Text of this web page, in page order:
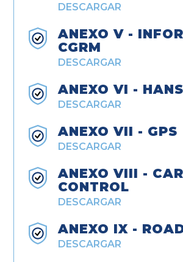
DESCARGAR
ANEXO V -
CGRM
DESCARGAR
ANEXO VI - HANS
DESCARGAR
ANEXO VII - GPS
DESCARGAR
ANEXO VIII -
CONTROL
DESCARGAR
ANEXO IX -
DESCARGAR